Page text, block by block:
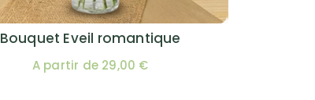
Bouquet Eveil romantique
A partir de 29,00 €